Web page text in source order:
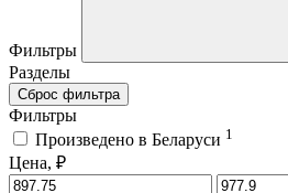
Фильтры
Разделы
Сброс фильтра
Фильтры
Произведено в Беларуси 1
Цена, ₽